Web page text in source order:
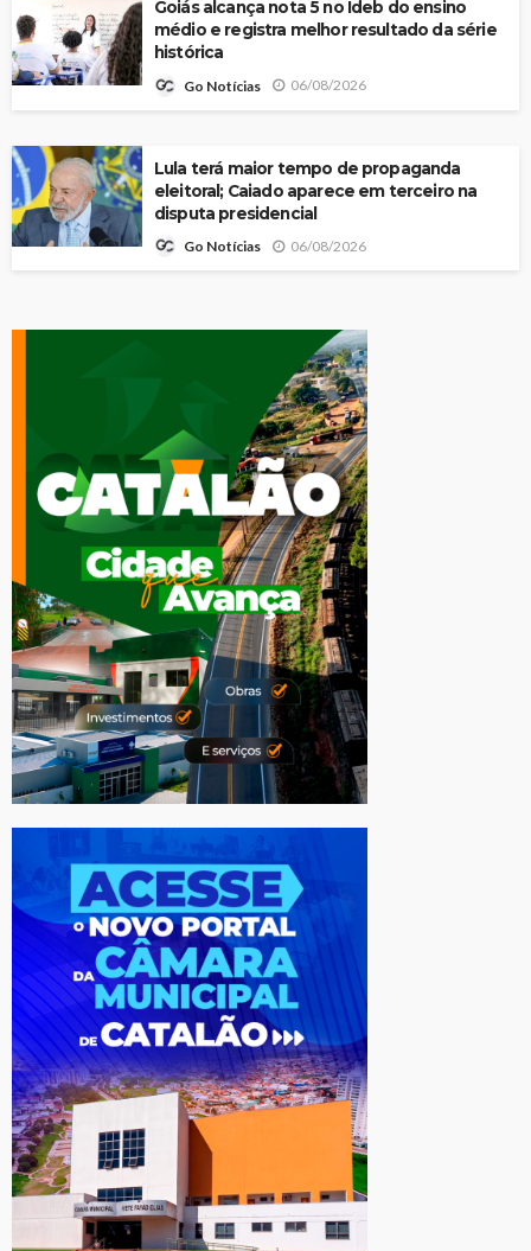
Goiás alcança nota 5 no Ideb do ensino
médio e registra melhor resultado da série
histórica
Go Notícias 06/08/2026
Lula terá maior tempo de propaganda
eleitoral; Caiado aparece em terceiro na
disputa presidencial
Go Notícias 06/08/2026